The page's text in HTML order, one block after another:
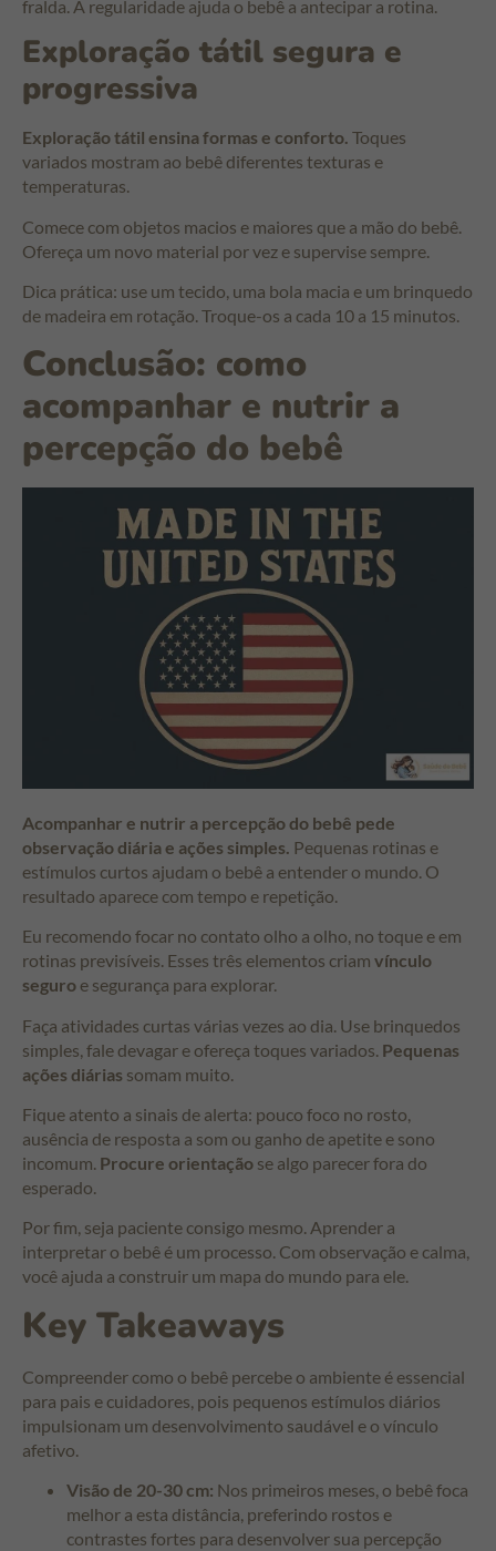
fralda. A regularidade ajuda o bebê a antecipar a rotina.
Exploração tátil segura e
progressiva
Exploração tátil ensina formas e conforto. Toques
variados mostram ao bebê diferentes texturas e
temperaturas.
Comece com objetos macios e maiores que a mão do bebê.
Ofereça um novo material por vez e supervise sempre.
Dica prática: use um tecido, uma bola macia e um brinquedo
de madeira em rotação. Troque-os a cada 10 a 15 minutos.
Conclusão: como
acompanhar e nutrir a
percepção do bebê
Acompanhar e nutrir a percepção do bebê pede
observação diária e ações simples. Pequenas rotinas e
estímulos curtos ajudam o bebê a entender o mundo. O
resultado aparece com tempo e repetição.
Eu recomendo focar no contato olho a olho, no toque e em
rotinas previsíveis. Esses três elementos criam vínculo
seguro e segurança para explorar.
Faça atividades curtas várias vezes ao dia. Use brinquedos
simples, fale devagar e ofereça toques variados. Pequenas
ações diárias somam muito.
Fique atento a sinais de alerta: pouco foco no rosto,
ausência de resposta a som ou ganho de apetite e sono
incomum. Procure orientação se algo parecer fora do
esperado.
Por fim, seja paciente consigo mesmo. Aprender a
interpretar o bebê é um processo. Com observação e calma,
você ajuda a construir um mapa do mundo para ele.
Key Takeaways
Compreender como o bebê percebe o ambiente é essencial
para pais e cuidadores, pois pequenos estímulos diários
impulsionam um desenvolvimento saudável e o vínculo
afetivo.
Visão de 20-30 cm: Nos primeiros meses, o bebê foca
melhor a esta distância, preferindo rostos e
contrastes fortes para desenvolver sua percepção